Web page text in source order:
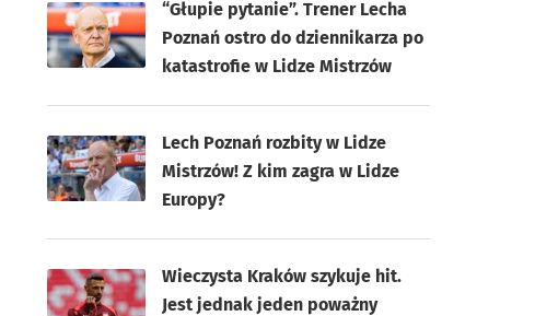
“Głupie pytanie”. Trener Lecha
Poznań ostro do dziennikarza po
katastrofie w Lidze Mistrzów
Lech Poznań rozbity w Lidze
Mistrzów! Z kim zagra w Lidze
Europy?
Wieczysta Kraków szykuje hit.
Jest jednak jeden poważny